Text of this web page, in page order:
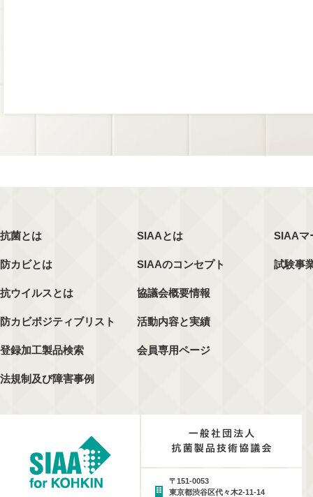
抗菌とは
防カビとは
抗ウイルスとは
防カビポジティブリスト
登録加工製品検索
法規制及び障害事例
SIAAとは
SIAAのコンセプト
協議会概要情報
活動内容と実績
会員専用ページ
SIAAマ
試験事
〒151-0053
東京都渋谷区代々木2-11-14